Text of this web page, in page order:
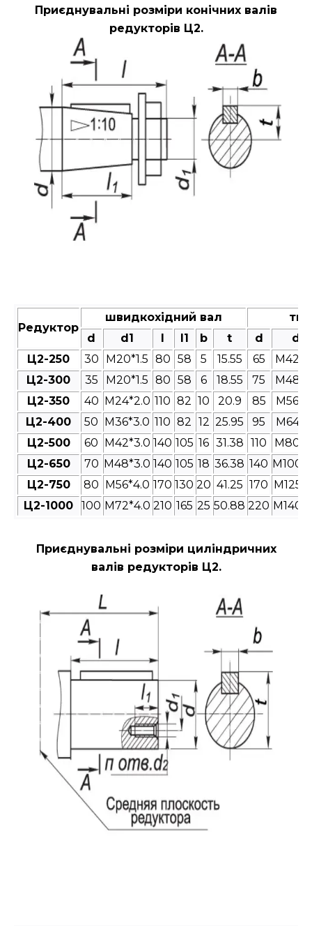
Приєднувальні розміри конічних валів
редукторів Ц2.
Редуктор
швидкохідний вал
d
d1 l1 b t d
d1
Ц2-250
30 M20*1.5 80 58 5 15.55 65
Ц2-300
35 M20*1.5 80 58 6 18.55 75
Ц2-350
40 M24*2.0 110 82 10 20.9 85
Ц2-400
50 M36*3.0 110 82 12 25.95 95
Ц2-500
60 M42*3.0 140 105 16 31.38 110
Ц2-650
70 M48*3.0 140 105 18 36.38 140
Ц2-750
80 M56*4.0 170 130 20 41.25 170
Ц2-1000
100 M72*4.0 210 165 25 50.88 220
Приєднувальні розміри циліндричних
валів редукторів Ц2.